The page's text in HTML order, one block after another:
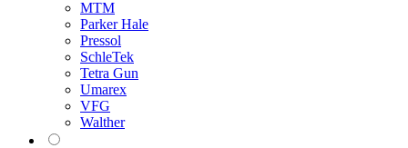
MTM
Parker Hale
Pressol
SchleTek
Tetra Gun
Umarex
VFG
Walther